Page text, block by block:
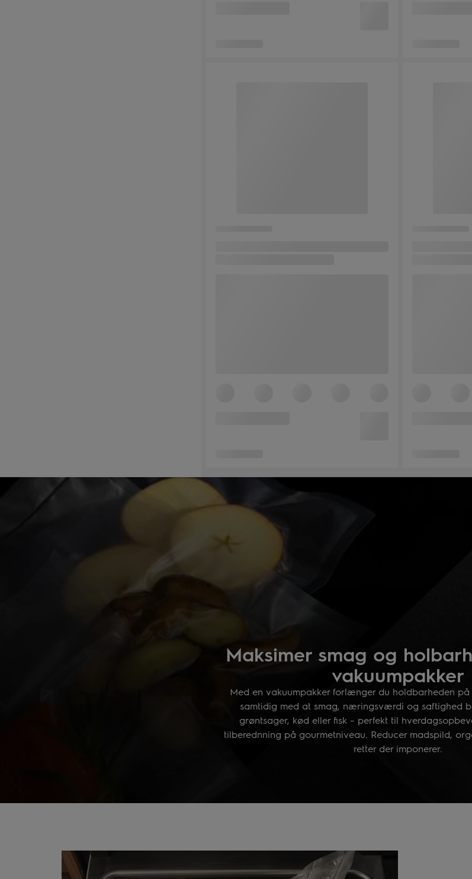
Maksimer smag og
vakuumpakker
Med en vakuumpakker forlænger du holdbarheden
samtidig med at smag, næringsværdi og saftighed
grøntsager, kød eller fisk – perfekt til
tilberednning på gourmetniveau. Reducer madspild,
retter der imponerer.